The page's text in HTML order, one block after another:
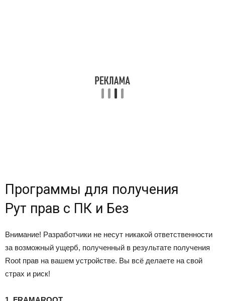
Программы для получения
Рут прав с ПК и Без
Внимание! Разработчики не несут никакой ответственности
за возможный ущерб, полученный в результате получения
Root прав на вашем устройстве. Вы всё делаете на свой
страх и риск!